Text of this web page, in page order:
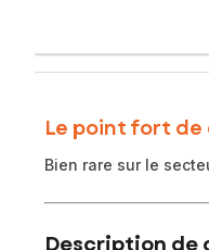
Le point fort
Bien rare sur le